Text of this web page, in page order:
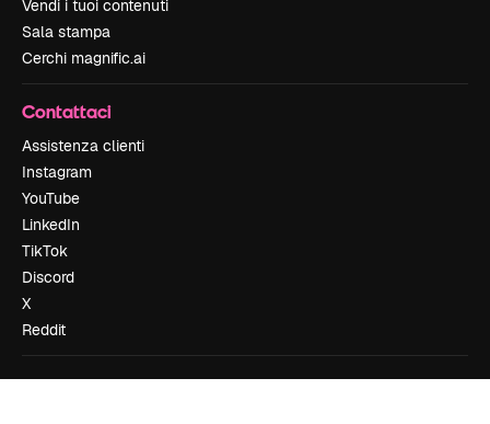
Vendi i tuoi contenuti
Sala stampa
Cerchi magnific.ai
Contattaci
Assistenza clienti
Instagram
YouTube
LinkedIn
TikTok
Discord
X
Reddit